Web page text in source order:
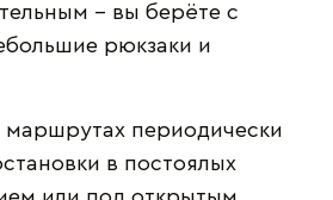
– вы берёте с
рюкзаки и
периодически
в постоялых